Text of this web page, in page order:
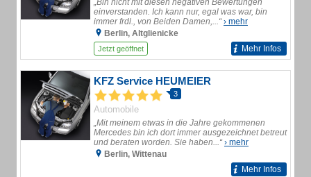
„Bin nicht mit diesen negativen Bewertungen
einverstanden. Ich kann nur, egal was war, bin
immer frdl., von Beiden Damen,...“› mehr
Berlin, Altglienicke
Jetzt geöffnet Mehr Infos
KFZ Service HEUMEIER
3
Automobile
„Mit meinem etwas in die Jahre gekommenen
Mercedes bin ich dort immer ausgezeichnet betreut
und beraten worden. Sie haben...“› mehr
Berlin, Wittenau
Mehr Infos